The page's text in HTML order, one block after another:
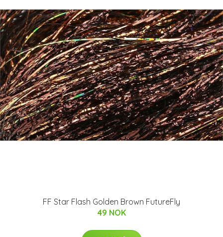
FF Star Flash Golden Brown FutureFly
49 NOK